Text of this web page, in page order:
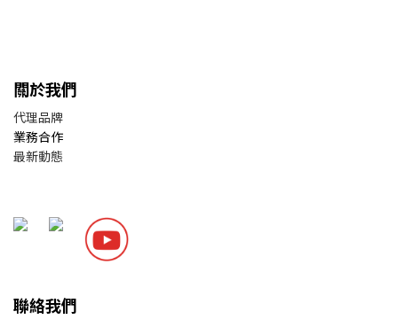
關於我們
代理品牌
業務合作
最新動態
聯絡我們